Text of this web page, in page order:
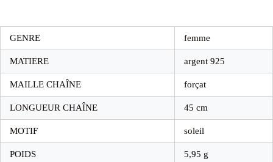
GENRE femme
MATIERE argent 925
MAILLE CHAÎNE forçat
LONGUEUR CHAÎNE 45 cm
MOTIF soleil
POIDS 5,95 g